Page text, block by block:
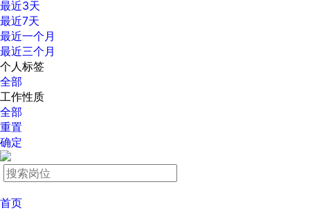
最近3天
最近7天
最近一个月
最近三个月
个人标签
全部
工作性质
全部
重置
确定
首页